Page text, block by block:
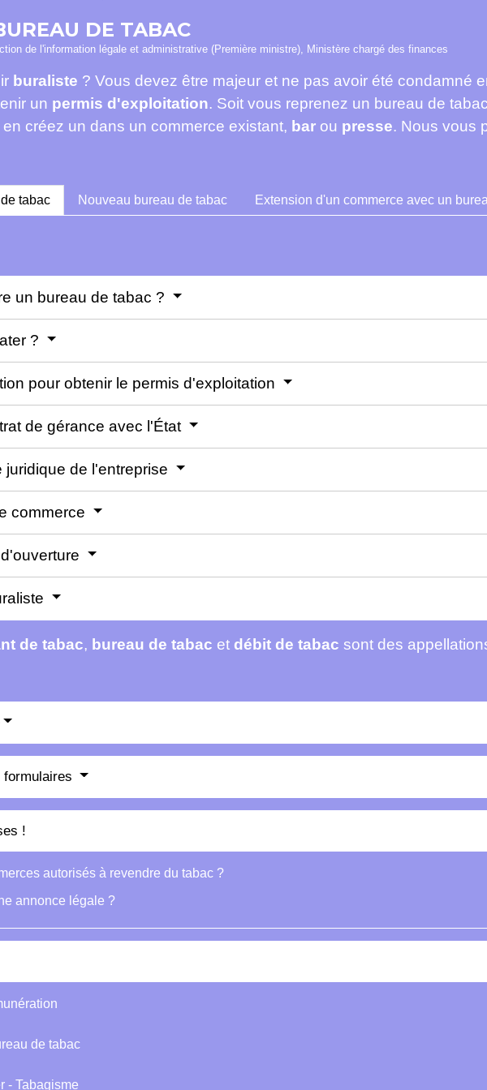
DE TABAC
de l'information légale et administrative (Première ministre), Ministère chargé des finances
buraliste ? Vous devez être majeur et ne pas avoir été condamné
un permis d'exploitation. Soit vous reprenez un bureau de
créez un dans un commerce existant, bar ou presse. Nous vous
tabac Nouveau bureau de tabac Extension d'un commerce avec un
un bureau de tabac ?
?
pour obtenir le permis d'exploitation
de gérance avec l'État
juridique de l'entreprise
commerce
de tabac, bureau de tabac et débit de tabac sont des
!
autorisés à revendre du tabac ?
annonce légale ?
de tabac
- Tabagisme